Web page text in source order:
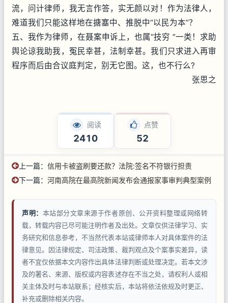
流，问计律师，我无言作答，实无颜以对！作为法律人，
难道我们只能这样地在搪塞中、推脱中“以民为本”？
五、我作为律师，在聂案申诉上，也属“技穷 ”一类！求助
舆论谅我助我，冤民幸甚，法制幸甚。我们只求进入再审
程序而后由合议庭判定，别无它图。这，也不行么?
张思之
阅读
2410
点赞
52
上一篇： 信用卡被盗刷要还款？法院:签名不符银行担责
下一篇： 河南高院在最高院新闻发布会通报家事审判典型案例
声明： 本站部分文章来源于作者原创、公开资料整理或网络转
载，转载内容已尽可能注明作者及出处。文章仅供法律学习、实
务研究和信息参考，不当然代表本站或律师本人对具体案件的法
律意见。因法律规定、司法政策、裁判观点及个案事实差异，读
者不宜仅依据本文内容作出具体法律判断或处理决定。若本文涉
及的署名、来源、版权或内容表述存在不当之处，请权利人或相
关主体及时与本站联系；经核实后，本站将依法依规及时更正、
补充或删除相关内容。